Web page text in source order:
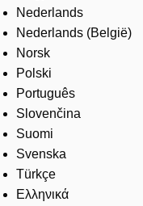
Nederlands
Nederlands (België)
Norsk
Polski
Português
Slovenčina
Suomi
Svenska
Türkçe
Ελληνικά